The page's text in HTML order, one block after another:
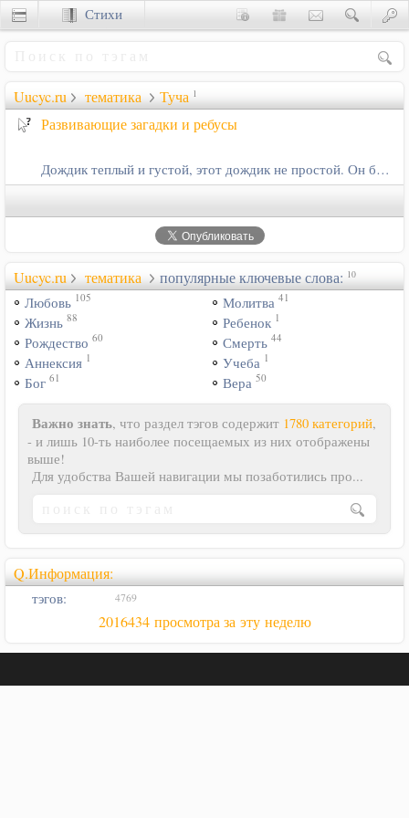
Uucyc.ru тематика Туча 1
Развивающие загадки и ребусы
Дождик теплый и густой, этот дождик не простой. Он без туч, без…
Uucyc.ru тематика популярные ключевые слова: 10
Любовь 105
Жизнь 88
Рождество 60
Аннексия 1
Бог 61
Молитва 41
Ребенок 1
Смерть 44
Учеба 1
Вера 50
Важно знать, что раздел тэгов содержит 1780 категорий,
- и лишь 10-ть наиболее посещаемых из них отображены
выше!
Для удобства Вашей навигации мы позаботились про...
Q.Информация:
тэгов: 4769
2016434 просмотра за эту неделю
Стихи